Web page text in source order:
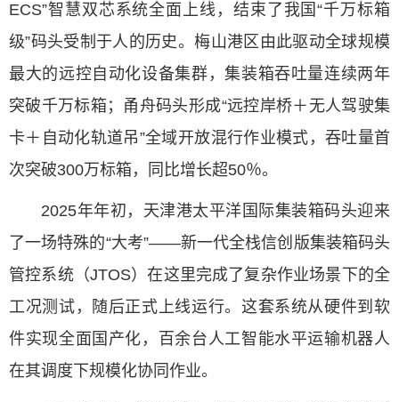
ECS”智慧双芯系统全面上线，结束了我国“千万标箱
级”码头受制于人的历史。梅山港区由此驱动全球规模
最大的远控自动化设备集群，集装箱吞吐量连续两年
突破千万标箱；甬舟码头形成“远控岸桥＋无人驾驶集
卡＋自动化轨道吊”全域开放混行作业模式，吞吐量首
次突破300万标箱，同比增长超50％。
2025年年初，天津港太平洋国际集装箱码头迎来
了一场特殊的“大考”——新一代全栈信创版集装箱码头
管控系统（JTOS）在这里完成了复杂作业场景下的全
工况测试，随后正式上线运行。这套系统从硬件到软
件实现全面国产化，百余台人工智能水平运输机器人
在其调度下规模化协同作业。